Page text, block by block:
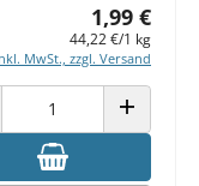
1,99 €
44,22 €/1 kg
MwSt., zzgl. Versand
VERRINGERN ANZAHL